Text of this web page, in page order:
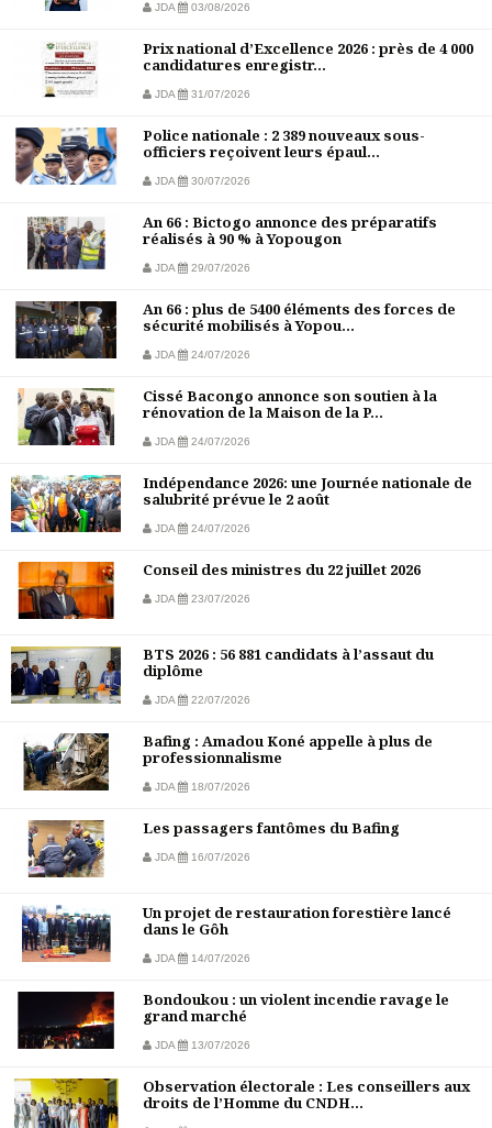
JDA 03/08/2026
Prix national d’Excellence 2026 : près de 4 000
candidatures enregistr...
JDA 31/07/2026
Police nationale : 2 389 nouveaux sous-
officiers reçoivent leurs épaul...
JDA 30/07/2026
An 66 : Bictogo annonce des préparatifs
réalisés à 90 % à Yopougon
JDA 29/07/2026
An 66 : plus de 5400 éléments des forces de
sécurité mobilisés à Yopou...
JDA 24/07/2026
Cissé Bacongo annonce son soutien à la
rénovation de la Maison de la P...
JDA 24/07/2026
Indépendance 2026: une Journée nationale de
salubrité prévue le 2 août
JDA 24/07/2026
Conseil des ministres du 22 juillet 2026
JDA 23/07/2026
BTS 2026 : 56 881 candidats à l’assaut du
diplôme
JDA 22/07/2026
Bafing : Amadou Koné appelle à plus de
professionnalisme
JDA 18/07/2026
Les passagers fantômes du Bafing
JDA 16/07/2026
Un projet de restauration forestière lancé
dans le Gôh
JDA 14/07/2026
Bondoukou : un violent incendie ravage le
grand marché
JDA 13/07/2026
Observation électorale : Les conseillers aux
droits de l’Homme du CNDH...